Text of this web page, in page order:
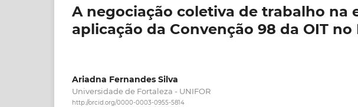
A negociação coletiva de trabalho na
aplicação da Convenção 98 da OIT no
Ariadna Fernandes Silva
Universidade de Fortaleza - UNIFOR
http://orcid.org/0000-0003-0955-5814